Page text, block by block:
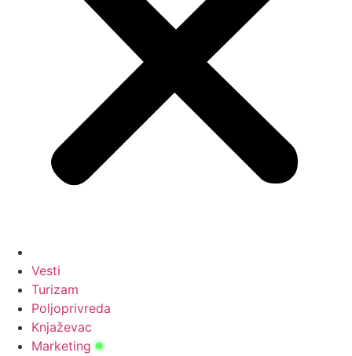
Vesti
Turizam
Poljoprivreda
Knjaževac
Marketing